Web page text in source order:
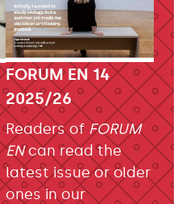
FORUM EN 14
2025/26
Readers of FORUM
ENcan read the
latest issue or older
ones in our